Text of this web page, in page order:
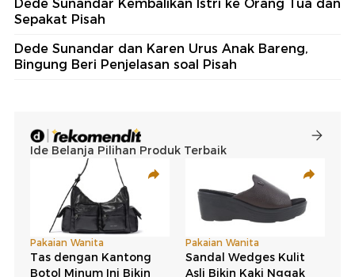
Dede Sunandar Kembalikan Istri ke Orang Tua dan
Sepakat Pisah
Dede Sunandar dan Karen Urus Anak Bareng,
Bingung Beri Penjelasan soal Pisah